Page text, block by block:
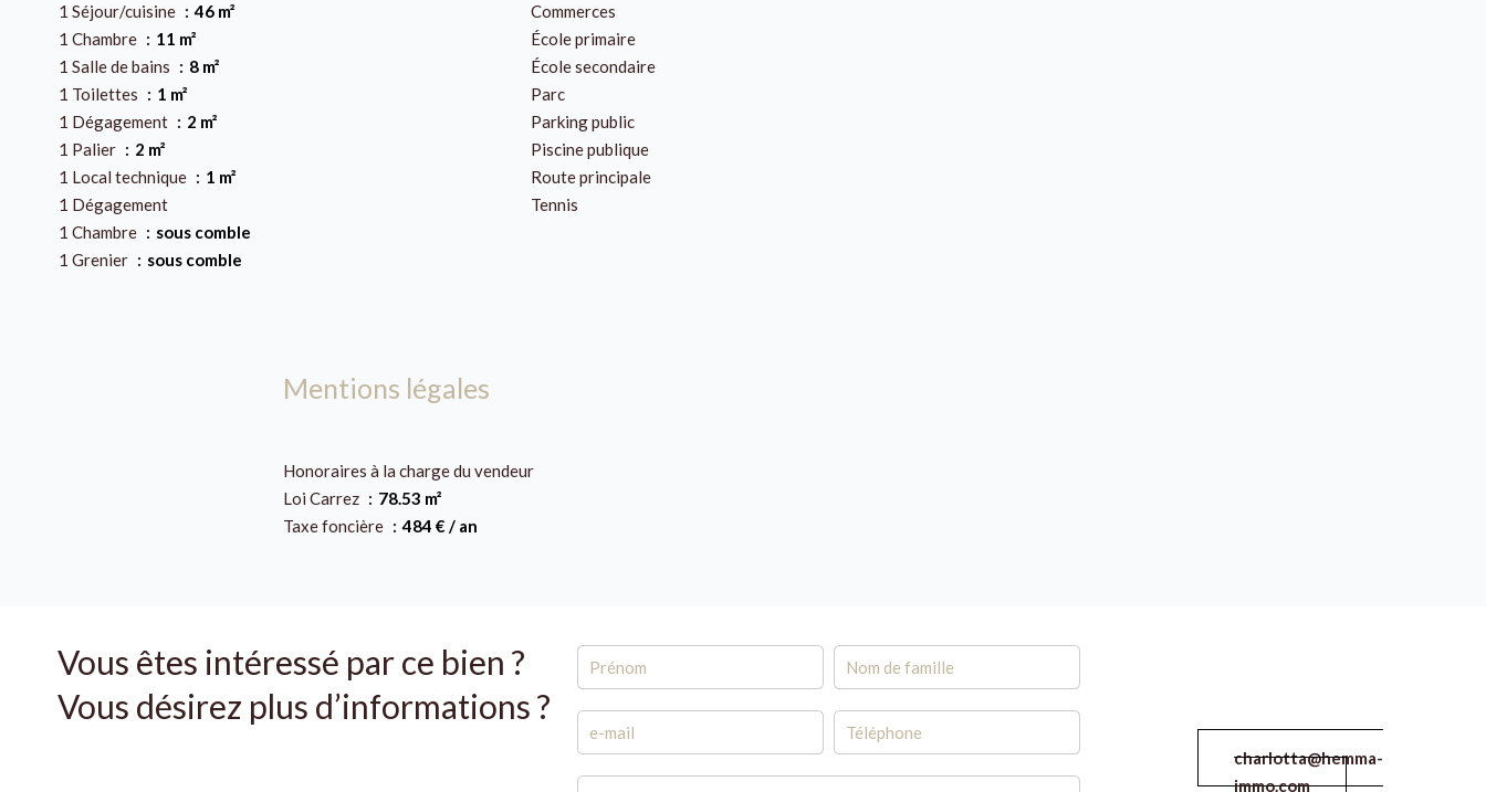
1 Séjour/cuisine
46 m²
1 Chambre
11 m²
1 Salle de bains
8 m²
1 Toilettes
1 m²
1 Dégagement
2 m²
1 Palier
2 m²
1 Local technique
1 m²
1 Dégagement
1 Chambre
sous comble
1 Grenier
sous comble
Commerces
École primaire
École secondaire
Parc
Parking public
Piscine publique
Route principale
Tennis
Mentions légales
Honoraires à la charge du vendeur
Loi Carrez
78.53 m²
Taxe foncière
484 € / an
Vous êtes intéressé par ce bien ?
Vous désirez plus d’informations ?
charlotta@hemma-
immo.com